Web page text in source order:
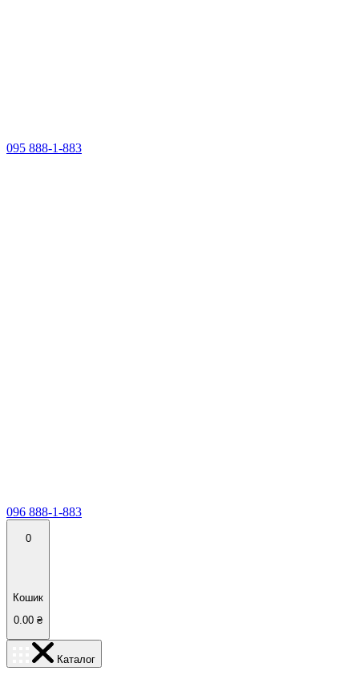
095 888-1-883
096 888-1-883
0
Кошик
0.00 ₴
Каталог